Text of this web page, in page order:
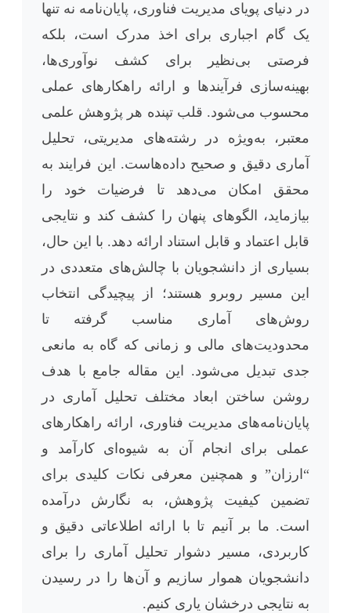
در دنیای پویای مدیریت فناوری، پایان‌نامه نه تنها
یک گام اجباری برای اخذ مدرک است، بلکه
فرصتی بی‌نظیر برای کشف نوآوری‌ها،
بهینه‌سازی فرآیندها و ارائه راهکارهای عملی
محسوب می‌شود. قلب تپنده هر پژوهش علمی
معتبر، به‌ویژه در رشته‌های مدیریتی، تحلیل
آماری دقیق و صحیح داده‌هاست. این فرایند به
محقق امکان می‌دهد تا فرضیات خود را
بیازماید، الگوهای پنهان را کشف کند و نتایجی
قابل اعتماد و قابل استناد ارائه دهد. با این حال،
بسیاری از دانشجویان با چالش‌های متعددی در
این مسیر روبرو هستند؛ از پیچیدگی انتخاب
روش‌های آماری مناسب گرفته تا
محدودیت‌های مالی و زمانی که گاه به مانعی
جدی تبدیل می‌شود. این مقاله جامع با هدف
روشن ساختن ابعاد مختلف تحلیل آماری در
پایان‌نامه‌های مدیریت فناوری، ارائه راهکارهای
عملی برای انجام آن به شیوه‌ای کارآمد و
“ارزان” و همچنین معرفی نکات کلیدی برای
تضمین کیفیت پژوهش، به نگارش درآمده
است. ما بر آنیم تا با ارائه اطلاعاتی دقیق و
کاربردی، مسیر دشوار تحلیل آماری را برای
دانشجویان هموار سازیم و آن‌ها را در رسیدن
به نتایجی درخشان یاری کنیم.